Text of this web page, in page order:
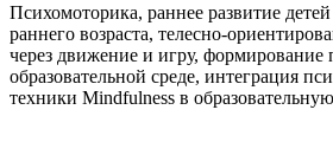
Психомоторика, раннее развитие
раннего возраста, телесно-
через движение и игру, формирование
образовательной среде, интеграция
техники Mindfulness в